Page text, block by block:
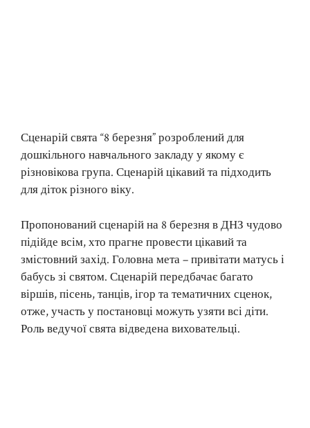
Сценарій свята “8 березня” розроблений для
дошкільного навчального закладу у якому є
різновікова група. Сценарій цікавий та підходить
для діток різного віку.
Пропонований сценарій на 8 березня в ДНЗ чудово
підійде всім, хто прагне провести цікавий та
змістовний захід. Головна мета – привітати матусь і
бабусь зі святом. Сценарій передбачає багато
віршів, пісень, танців, ігор та тематичних сценок,
отже, участь у постановці можуть узяти всі діти.
Роль ведучої свята відведена виховательці.